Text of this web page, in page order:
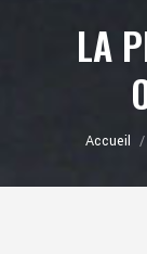
LA
Vous
Accueil